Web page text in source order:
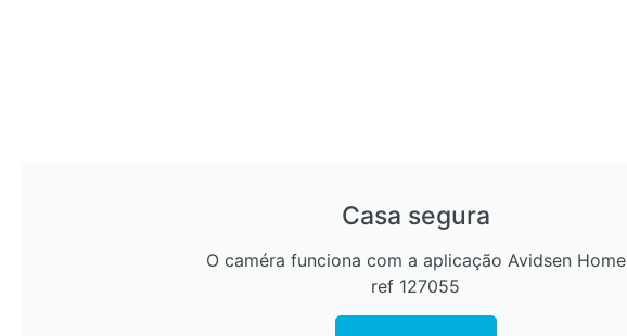
Casa segura
O caméra funciona com a aplicação Avidsen Home
ref 127055